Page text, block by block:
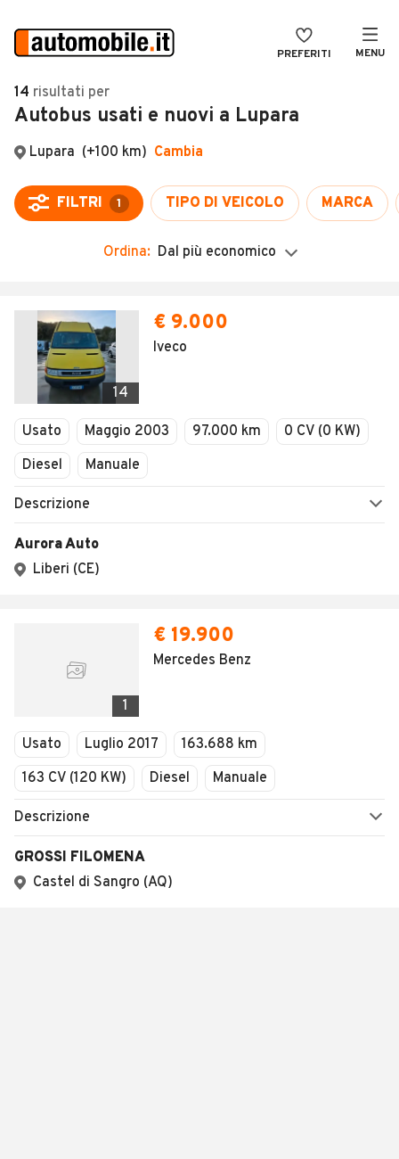
PREFERITI MENU
Auto
Auto usate
Auto Km 0
Auto Nuove
Noleggio a lungo termine
Moto
Camper
Veicoli Commerciali
Concessionari
VENDI
MAGAZINE
ACCEDI
14 risultati per
Autobus usati e nuovi a Lupara
Lupara (+100 km) Cambia
FILTRI 1 TIPO DI VEICOLO MARCA
Ordina: Dal più economico